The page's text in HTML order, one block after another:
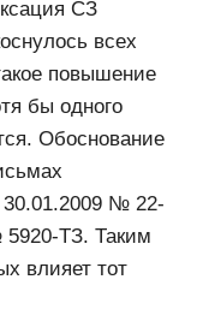
СЗ
всех
повышение
бы одного
Обоснование
30.01.2009 № 22-
5920-ТЗ. Таким
влияет тот